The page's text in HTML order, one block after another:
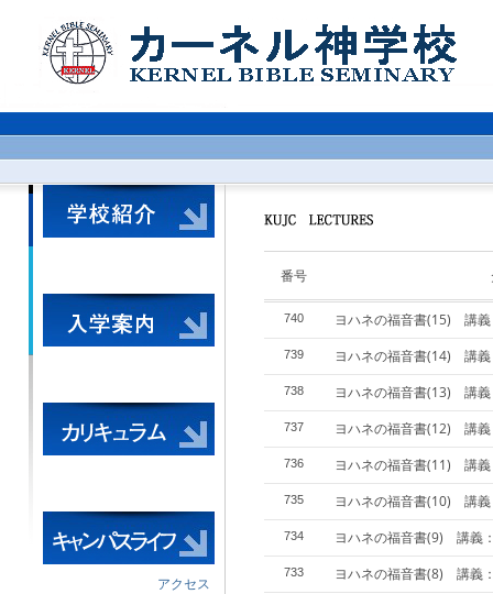
アクセス
番号
740 ヨハネの福音書(15) 講
739 ヨハネの福音書(14) 講
738 ヨハネの福音書(13) 講
737 ヨハネの福音書(12) 講
736 ヨハネの福音書(11) 講
735 ヨハネの福音書(10) 講
734 ヨハネの福音書(9) 講
733 ヨハネの福音書(8) 講